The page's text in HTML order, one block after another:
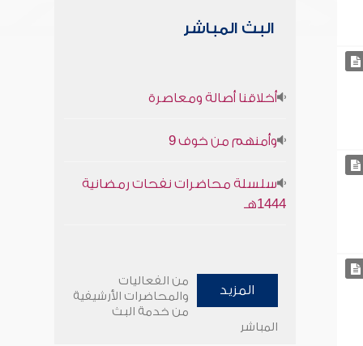
البث المباشر
أخلاقنا أصالة ومعاصرة
وأمنهم من خوف 9
سلسلة محاضرات نفحات رمضانية
1444هـ
المزيد
من الفعاليات
والمحاضرات الأرشيفية
من خدمة البث
المباشر